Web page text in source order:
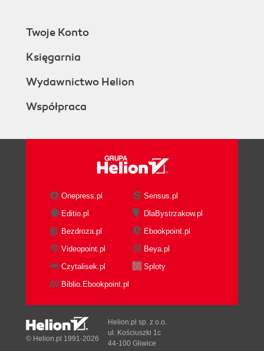
Twoje Konto
Księgarnia
Wydawnictwo Helion
Współpraca
Onepress.pl
Sensus.pl
Editio.pl
DlaBystrzakow.pl
Bezdroza.pl
Ebookpoint.pl
Videopoint.pl
Beya.pl
Czytalisek.pl
Sploty
Biblio.Ebookpoint.pl
© Helion.pl 1991-2026
Helion.pl sp. z o.o.
ul. Kościuszki 1c
44-100 Gliwice